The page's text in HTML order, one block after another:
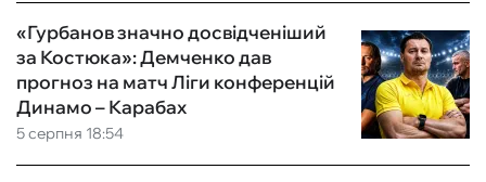
5 серпня 18:54
«Гурбанов значно досвідченіший
за Костюка»: Демченко дав
прогноз на матч Ліги конференцій
Динамо – Карабах